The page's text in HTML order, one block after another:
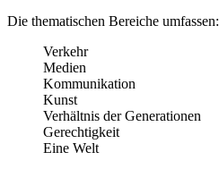
Die thematischen Bereiche umfassen:
Verkehr
Medien
Kommunikation
Kunst
Verhältnis der Generationen
Gerechtigkeit
Eine Welt